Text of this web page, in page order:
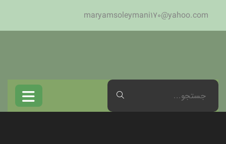
maryamsoleymani170@yahoo.com